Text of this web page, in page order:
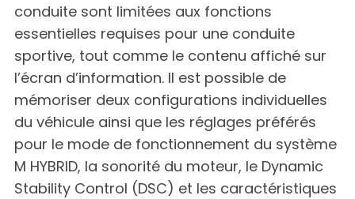
conduite sont limitées aux fonctions
essentielles requises pour une conduite
sportive, tout comme le contenu affiché sur
l’écran d’information. Il est possible de
mémoriser deux configurations individuelles
du véhicule ainsi que les réglages préférés
pour le mode de fonctionnement du système
M HYBRID, la sonorité du moteur, le Dynamic
Stability Control (DSC) et les caractéristiques